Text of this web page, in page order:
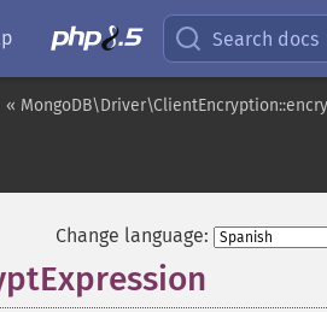
Search docs
«
Change language: